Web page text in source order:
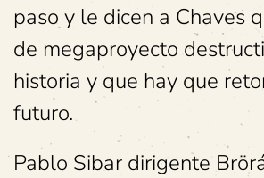
paso y le dicen a Chaves
de megaproyecto
historia y que hay que
futuro.
Pablo Sibar dirigente